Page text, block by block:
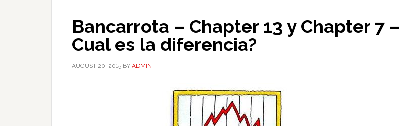
Bancarrota – Chapter 13 y Chapter 7 –
Cual es la diferencia?
AUGUST 20, 2015 BY ADMIN